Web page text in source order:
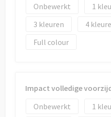
Onbewerkt
1
3
4
Full colour
Impact volledige
Onbewerkt
1